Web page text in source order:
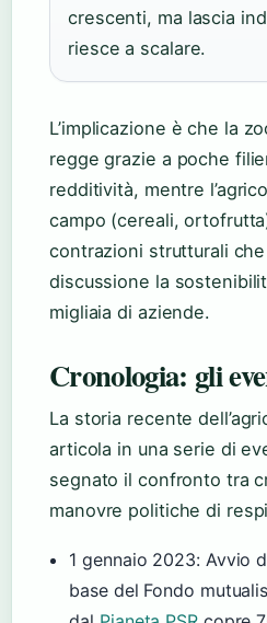
crescenti, ma lascia
riesce a scalare.
L’implicazione è che la
regge grazie a poche
redditività, mentre
campo (cereali,
contrazioni strutturali
discussione la
migliaia di aziende.
Cronologia: gli
La storia recente
articola in una serie di
segnato il confronto tra
manovre politiche di
1 gennaio 2023: Avvio
base del Fondo